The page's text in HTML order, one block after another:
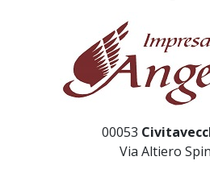
00053
Via Altiero